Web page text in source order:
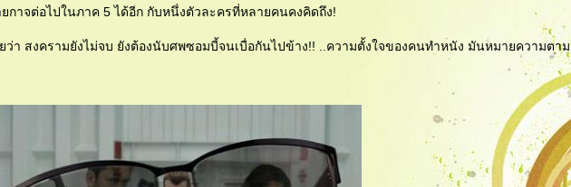
กาจต่อไปในภาค 5 ได้อีก กับหนึ่งตัวละครที่หลายคนคงคิดถึง!
ยว่า สงครามยังไม่จบ ยังต้องนับศพซอมบี้จนเบื่อกันไปข้าง!! ..ความตั้งใจของคนทำหนัง มันหมายความตาม